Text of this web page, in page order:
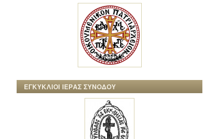
ΕΓΚΥΚΛΙΟΙ ΙΕΡΑΣ ΣΥΝΟΔΟΥ